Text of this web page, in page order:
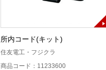
所内コード(キット)
住友電工・フジクラ
商品コード：11233600